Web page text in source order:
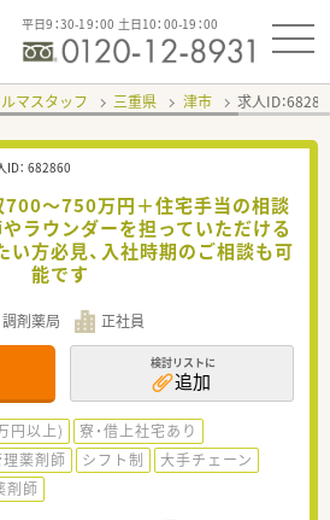
平日9：30-19：00 土日10：00-19：00
マスタッフ 三重県 津市 求人ID：
： 682860
700～750万円＋住宅手当の相談
ラウンダーを担っていただける
い方必見、入社時期のご相談も可
能です
調剤薬局 正社員
検討リストに
追加
円以上)
寮・借上社宅あり
薬剤師 シフト制
大手チェーン
剤師